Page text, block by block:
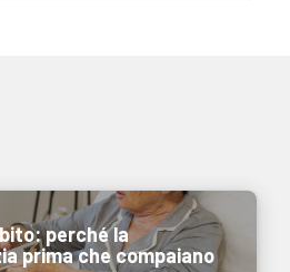
perché la
prima che compaiano